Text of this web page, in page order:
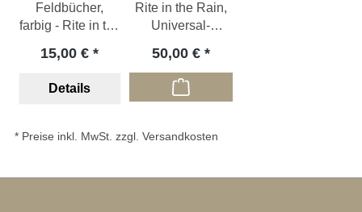
Feldbücher,
farbig - Rite in the
15,00 €
Details
Rite in the Rain,
Universal-
370F-MX
50,00 €
* Preise inkl. MwSt. zzgl. Versandkosten